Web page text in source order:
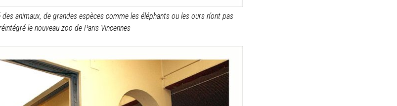
animaux, de grandes espèces comme les éléphants ou les ours n’ont pas
le nouveau zoo de Paris Vincennes